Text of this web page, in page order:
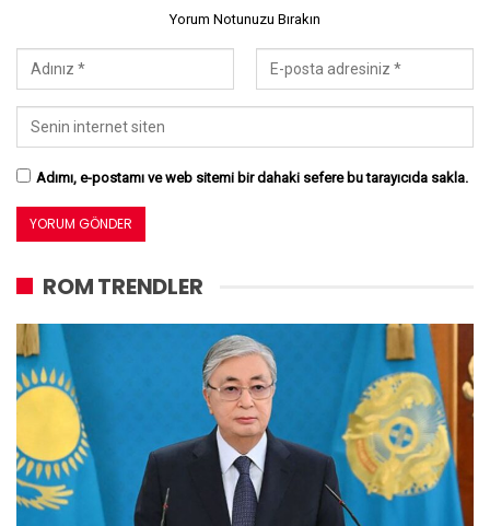
Yorum Notunuzu Bırakın
Adımı, e-postamı ve web sitemi bir dahaki sefere bu tarayıcıda sakla.
ROM TRENDLER